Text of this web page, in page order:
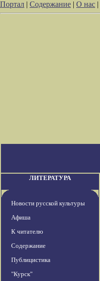
Портал | Содержание | О нас |
ЛИТЕРАТУРА
Новости русской культуры
Афиша
К читателю
Содержание
Публицистика
"Курск"